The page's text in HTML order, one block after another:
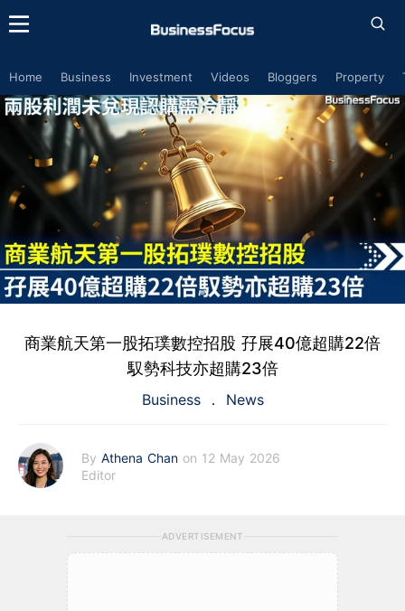
Home Business Investment Videos Bloggers Property
商業航天第一股拓璞數控招股 孖展40億超購22倍
馭勢科技亦超購23倍
Business News
By Athena Chan on 12 May 2026
Editor
ADVERTISEMENT